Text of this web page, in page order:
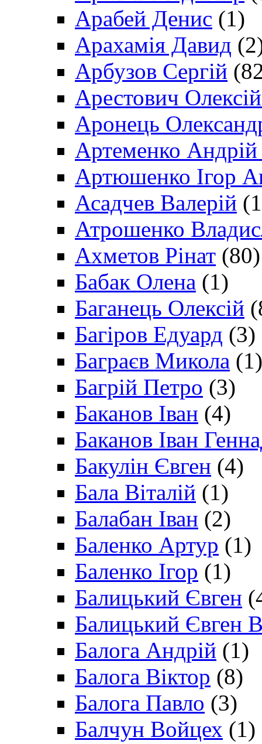
Арабей Денис (1)
Арахамія Давид
Арбузов Сергій
Арестович
Аронець
Артеменко Андрій
Артюшенко Ігор
Асадчев Валерій
Атрошенко
Ахметов Рінат (80)
Бабак Олена (1)
Баганець Олексій
Багіров Едуард (3)
Баграєв Микола (1)
Багрій Петро (3)
Баканов Іван (4)
Баканов Іван
Бакулін Євген (4)
Бала Віталій (1)
Балабан Іван (2)
Баленко Артур (1)
Баленко Ігор (1)
Балицький Євген
Балицький Євген
Балога Андрій (1)
Балога Віктор (8)
Балога Павло (3)
Балчун Войцех (1)